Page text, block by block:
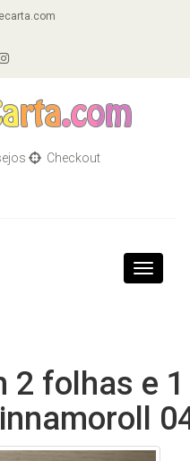
Checkout
Toggle
2 folhas e 1